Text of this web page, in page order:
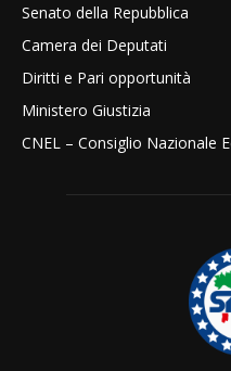
Senato della Repubblica
Camera dei Deputati
Diritti e Pari opportunità
Ministero Giustizia
CNEL – Consiglio Nazionale